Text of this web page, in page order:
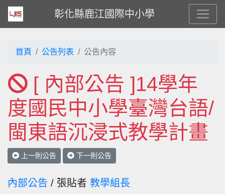
彰化縣鹿江國際中小學
首頁 公告列表 公告內容
[ 內部公告 ]14學年
度國民中小學臺灣台語/
閩東語沉浸式教學計畫
上一則公告 下一則公告
內部公告 / 張貼者 教學組長